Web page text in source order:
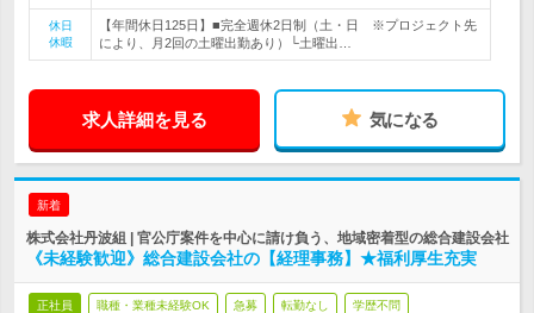
休日
休暇
【年間休日125日】■完全週休2日制（土・日 ※プロジェクト先
により、月2回の土曜出勤あり）└土曜出…
求人詳細を見る 気になる
新着
株式会社丹波組 | 官公庁案件を中心に請け負う、地域密着型の総合建設会社
《未経験歓迎》総合建設会社の【経理事務】★福利厚生充実
正社員 職種・業種未経験OK 急募 転勤なし 学歴不問